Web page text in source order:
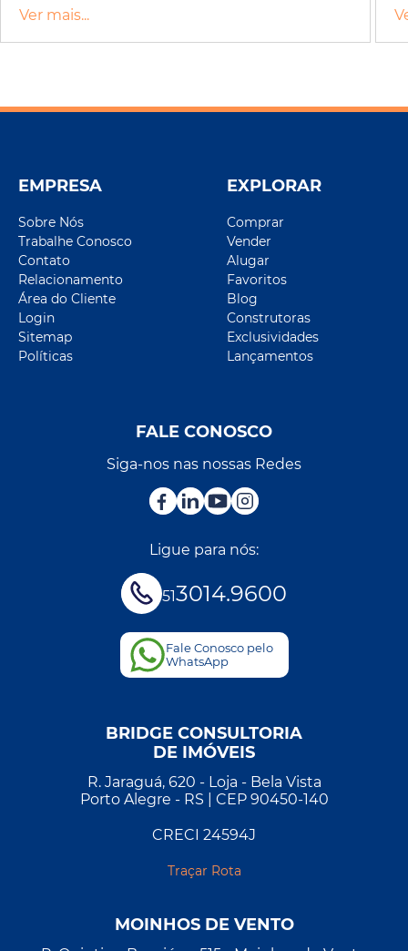
Ver mais...
EMPRESA
Sobre Nós
Trabalhe Conosco
Contato
Relacionamento
Área do Cliente
Login
Sitemap
Políticas
EXPLORAR
Comprar
Vender
Alugar
Favoritos
Blog
Construtoras
Exclusividades
Lançamentos
FALE CONOSCO
Siga-nos nas nossas Redes
Ligue para nós:
513014.9600
Fale Conosco pelo
WhatsApp
BRIDGE CONSULTORIA
DE IMÓVEIS
R. Jaraguá, 620 - Loja - Bela Vista
Porto Alegre - RS | CEP 90450-140
CRECI 24594J
Traçar Rota
MOINHOS DE VENTO